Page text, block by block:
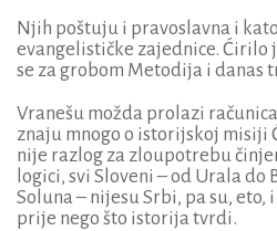
Njih poštuju i pravoslavna i
evangelističke zajednice. Ćirilo
se za grobom Metodija i danas
Vranešu možda prolazi
znaju mnogo o istorijskoj misiji
nije razlog za zloupotrebu
logici, svi Sloveni – od Urala do
Soluna – nijesu Srbi, pa su, eto,
prije nego što istorija tvrdi.